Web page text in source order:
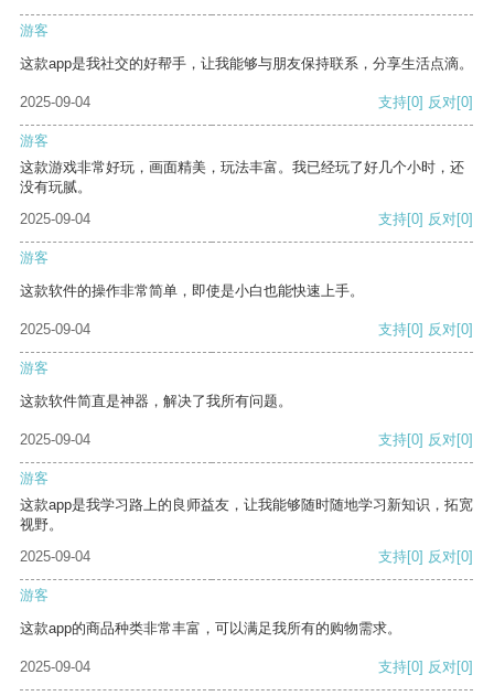
游客
这款app是我社交的好帮手，让我能够与朋友保持联系，分享生活点滴。
2025-09-04 支持[0] 反对[0]
游客
这款游戏非常好玩，画面精美，玩法丰富。我已经玩了好几个小时，还
没有玩腻。
2025-09-04
支持[0] 反对[0]
游客
这款软件的操作非常简单，即使是小白也能快速上手。
2025-09-04 支持[0] 反对[0]
游客
这款软件简直是神器，解决了我所有问题。
2025-09-04 支持[0] 反对[0]
游客
这款app是我学习路上的良师益友，让我能够随时随地学习新知识，拓宽
视野。
2025-09-04
支持[0] 反对[0]
游客
这款app的商品种类非常丰富，可以满足我所有的购物需求。
2025-09-04 支持[0] 反对[0]